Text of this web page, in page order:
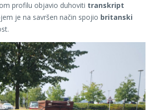
profilu objavio duhoviti transkript
je na savršen način spojio britanski